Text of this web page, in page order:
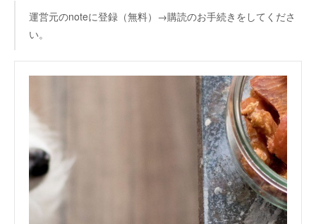
運営元のnoteに登録（無料）→購読のお手続きをしてくださ
い。